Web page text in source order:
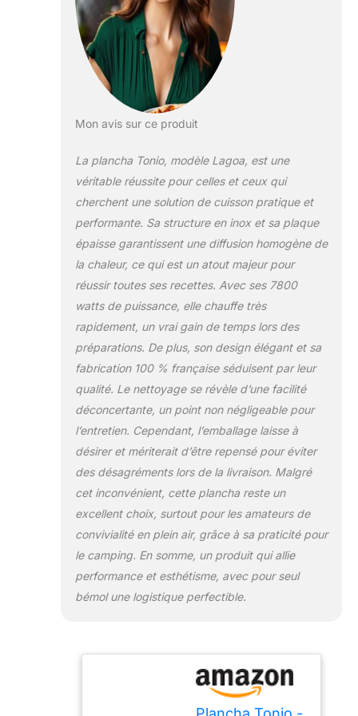
d'entretien, cette
plancha convient à
une utilisation
quotidienne. Une
plancha familiale :
assez grande pour
30 personnes, cette
l'extérieur présente
une zone de
cuisson de 74 x 40
cm pour saisir les
aliments de 110° à
330 °C. SÉCURITÉ
ET SOLIDITɠ :
Conçue selon la
plancha est
composée d'un
allumage piezzo
électronique, d'un
d'une plaque de
cuisson en inox de
5 mm d'épaisseur.
Conception et
française : l'équipe
de Plancha TONIO
imagine, teste et
fabrique ses
produits sur le sol
français, au sein de
ses ateliers situés
près de Dax dans
Mon avis sur ce produit
La plancha Tonio, modèle Lagoa, est une
véritable réussite pour celles et ceux qui
cherchent une solution de cuisson pratique et
performante. Sa structure en inox et sa plaque
épaisse garantissent une diffusion homogène de
la chaleur, ce qui est un atout majeur pour
réussir toutes ses recettes. Avec ses 7800
watts de puissance, elle chauffe très
rapidement, un vrai gain de temps lors des
préparations. De plus, son design élégant et sa
fabrication 100 % française séduisent par leur
qualité. Le nettoyage se révèle d’une facilité
déconcertante, un point non négligeable pour
l’entretien. Cependant, l’emballage laisse à
désirer et mériterait d’être repensé pour éviter
des désagréments lors de la livraison. Malgré
cet inconvénient, cette plancha reste un
excellent choix, surtout pour les amateurs de
convivialité en plein air, grâce à sa praticité pour
le camping. En somme, un produit qui allie
performance et esthétisme, avec pour seul
bémol une logistique perfectible.